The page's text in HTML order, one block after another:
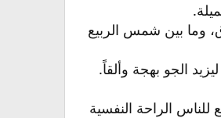
وما بين شمس الربيع
الجو بھجة وألقاً.​
للناس الراحة النفسية